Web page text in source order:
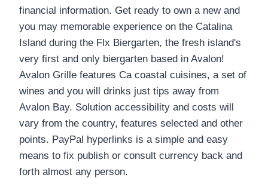
financial information. Get ready to own a new and
you may memorable experience on the Catalina
Island during the Flx Biergarten, the fresh island's
very first and only biergarten based in Avalon!
Avalon Grille features Ca coastal cuisines, a set of
wines and you will drinks just tips away from
Avalon Bay. Solution accessibility and costs will
vary from the country, features selected and other
points. PayPal hyperlinks is a simple and easy
means to fix publish or consult currency back and
forth almost any person.